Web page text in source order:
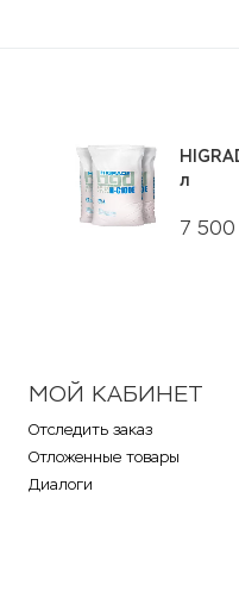
7 500
л
МОЙ КАБИНЕТ
Отследить заказ
Отложенные товары
Диалоги